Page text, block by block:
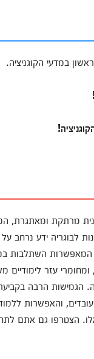
במדעי הקוגניציה.
מרתקת ומאתגרת,
לבוגריה ידע נרחב
המאפשרות השתלבות
עזר לימודיים
הגמישות הרבה
והאפשרות
הצטרפו גם אתם